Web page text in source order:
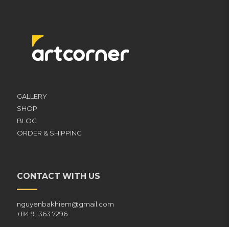
GALLERY
SHOP
BLOG
ORDER & SHIPPING
CONTACT WITH US
nguyenbakhiem@gmail.com
+84 91 363 7296